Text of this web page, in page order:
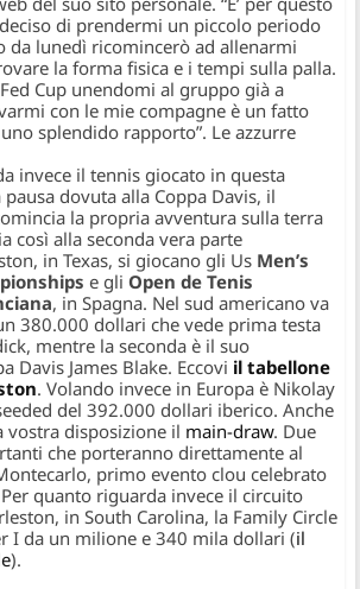
di prendermi un piccolo periodo
da lunedì ricomincerò ad allenarmi
la forma fisica e i tempi sulla palla.
Cup unendomi al gruppo già a
con le mie compagne è un fatto
splendido rapporto”. Le azzurre
invece il tennis giocato in questa
dovuta alla Coppa Davis, il
la propria avventura sulla terra
così alla seconda vera parte
in Texas, si giocano gli Us Men’s
e gliOpen de Tenis
, in Spagna. Nel sud americano va
380.000 dollari che vede prima testa
mentre la seconda è il suo
Davis James Blake. Eccovi il tabellone
. Volando invece in Europa è Nikolay
del 392.000 dollari iberico. Anche
vostra disposizione il main-draw. Due
che porteranno direttamente al
primo evento clou celebrato
quanto riguarda invece il circuito
in South Carolina, la Family Circle
I da un milione e 340 mila dollari (il
).